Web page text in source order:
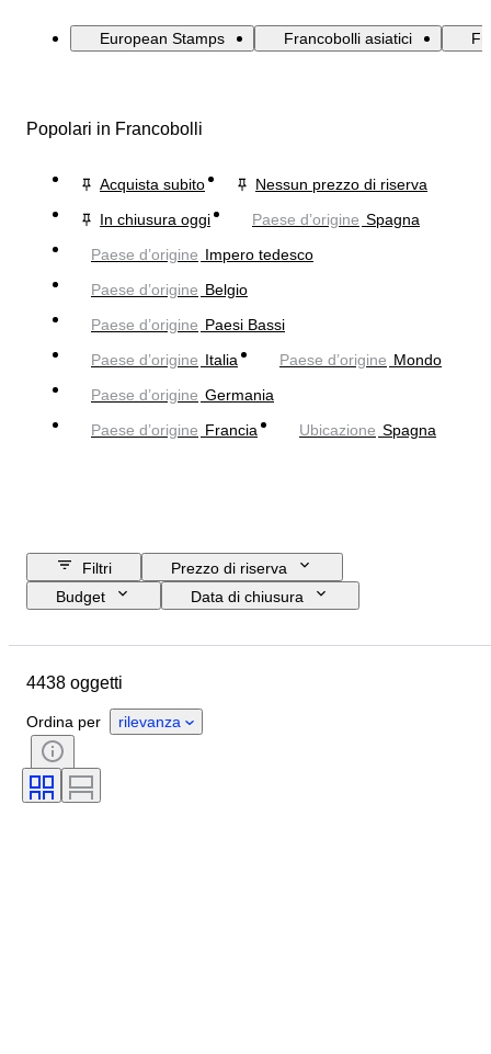
European Stamps Francobolli asiatici
Popolari in Francobolli
Acquista subito
Nessun prezzo di riserva
In chiusura oggi
Paese d’origine Spagna
Paese d’origine Impero tedesco
Paese d’origine Belgio
Paese d’origine Paesi Bassi
Paese d’origine Italia Paese d’origine Mondo
Paese d’origine Germania
Paese d’origine Francia Ubicazione Spagna
Filtri
Prezzo di riserva
Budget
Data di chiusura
Materiale
Condizioni
Certificato
Tecnica
Edizione
4438 oggetti
Ordina per rilevanza